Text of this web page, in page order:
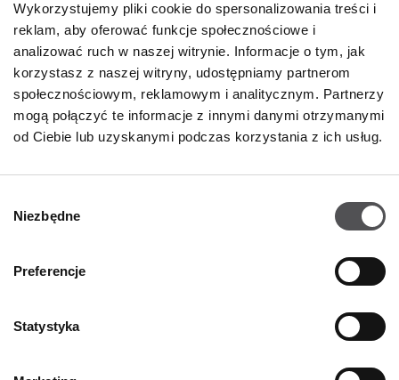
Wykorzystujemy pliki cookie do spersonalizowania treści i
reklam, aby oferować funkcje społecznościowe i
analizować ruch w naszej witrynie. Informacje o tym, jak
korzystasz z naszej witryny, udostępniamy partnerom
społecznościowym, reklamowym i analitycznym. Partnerzy
mogą połączyć te informacje z innymi danymi otrzymanymi
od Ciebie lub uzyskanymi podczas korzystania z ich usług.
zgody
Niezbędne
Preferencje
Statystyka
Poniedziałek
09:00 - 21:00
Środa
09:00 - 21:00
Czwartek
09:00 - 21:00
Piątek
09:00 - 21:00
Sobota
09:00 - 21:00
Więcej informacji
Designer Outlet Gdańsk